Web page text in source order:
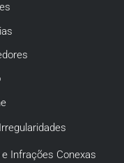
Infrações Conexas